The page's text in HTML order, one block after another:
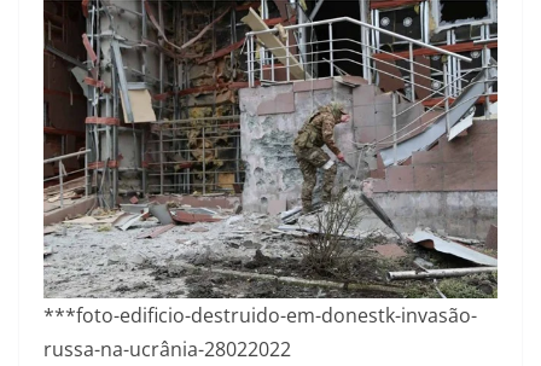
***foto-edificio-destruido-em-donestk-invasão-
russa-na-ucrânia-28022022